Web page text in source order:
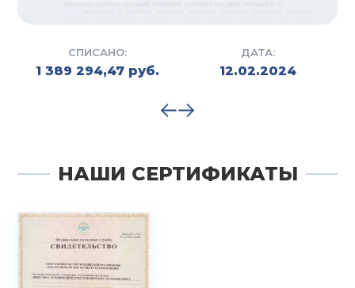
СПИСАНО:
1 389 294,47 руб.
ДАТА:
12.02.2024
НАШИ СЕРТИФИКАТЫ